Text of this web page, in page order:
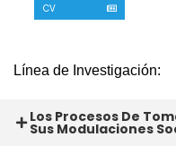
CV
Línea de Investigación:
Los Procesos De
Sus Modulaciones